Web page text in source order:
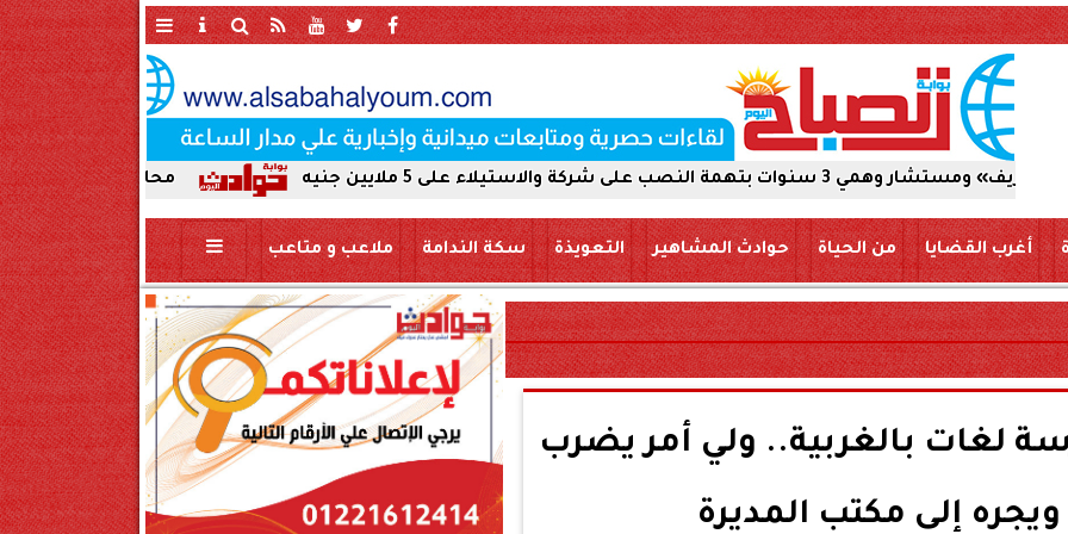
محافظ سوهاج يحيل واقعة ردم على شركة والاستيلاء على 5 ملايين جنيه
أغرب القضايا من الحياة حوادث المشاهير التعويذة سكة الندامة ملاعب و متاعب
لغات بالغربية.. ولي أمر يضرب
ويجره إلى مكتب المديرة